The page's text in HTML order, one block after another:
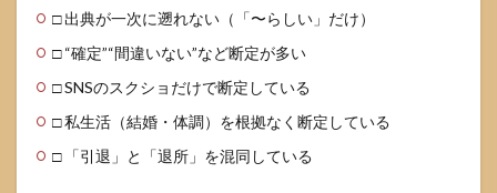
□ 出典が一次に遡れない（「〜らしい」だけ）
□ “確定”“間違いない”など断定が多い
□ SNSのスクショだけで断定している
□ 私生活（結婚・体調）を根拠なく断定している
□ 「引退」と「退所」を混同している